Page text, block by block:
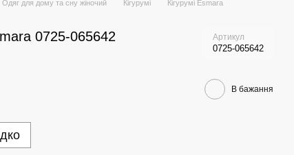
Одяг для дому та сну жіночий Кігурумі
Кігурумі Esmara
0725-065642 Артикул
0725-065642
В бажання